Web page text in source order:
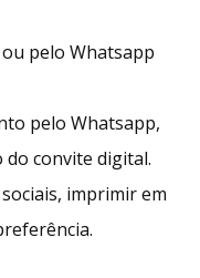
pelo Whatsapp
pelo Whatsapp,
do convite digital.
imprimir em